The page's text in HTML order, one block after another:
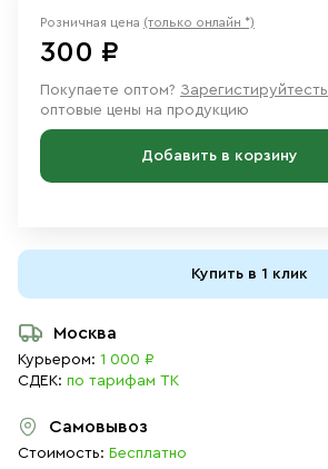
Розничная цена (только онлайн *)
300 ₽
Покупаете оптом? Зарегистируйтесть
оптовые цены на продукцию
Добавить в корзину
Купить в 1 клик
Москва
Курьером: 1 000 ₽
СДЕК: по тарифам ТК
Самовывоз
Стоимость: Бесплатно